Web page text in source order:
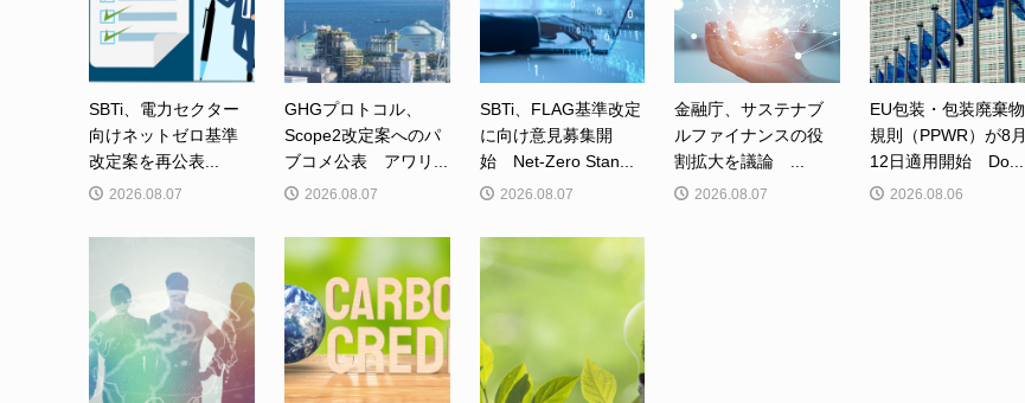
SBTi、電力セクター
向けネットゼロ基準
改定案を再公表...
2026.08.07
GHGプロトコル、
Scope2改定案へのパ
ブコメ公表 アワリ...
2026.08.07
SBTi、FLAG基準改定
に向け意見募集開
始 Net-Zero Stan...
2026.08.07
金融庁、サステナブ
ルファイナンスの役
割拡大を議論 ...
2026.08.07
EU包装・包装廃棄物
規則（PPWR）が8月
12日適用開始 Do...
2026.08.06